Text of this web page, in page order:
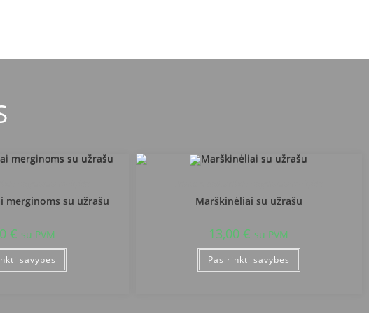
merginoms su užrašu
€ su PVM
savybes
Marškinėliai su užrašu
13,00€ su PVM
Pasirinkti savybes